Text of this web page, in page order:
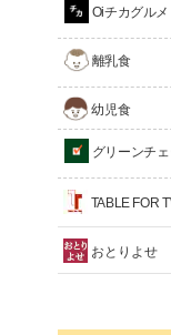
Oiチカグルメ
離乳食
幼児食
グリーンチェ
TABLE FOR
おとりよせ